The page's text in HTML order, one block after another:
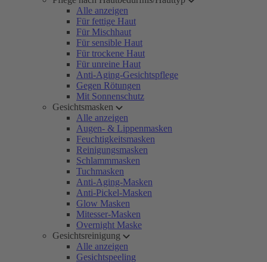
Alle anzeigen
Für fettige Haut
Für Mischhaut
Für sensible Haut
Für trockene Haut
Für unreine Haut
Anti-Aging-Gesichtspflege
Gegen Rötungen
Mit Sonnenschutz
Gesichtsmasken
Alle anzeigen
Augen- & Lippenmasken
Feuchtigkeitsmasken
Reinigungsmasken
Schlammmasken
Tuchmasken
Anti-Aging-Masken
Anti-Pickel-Masken
Glow Masken
Mitesser-Masken
Overnight Maske
Gesichtsreinigung
Alle anzeigen
Gesichtspeeling